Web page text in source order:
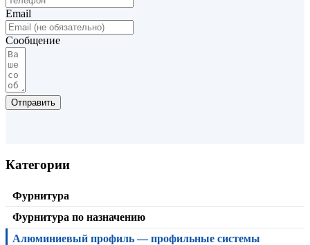
Email
Сообщение
Отправить
Категории
Фурнитура
Фурнитура по назначению
Алюминиевый профиль — профильные системы